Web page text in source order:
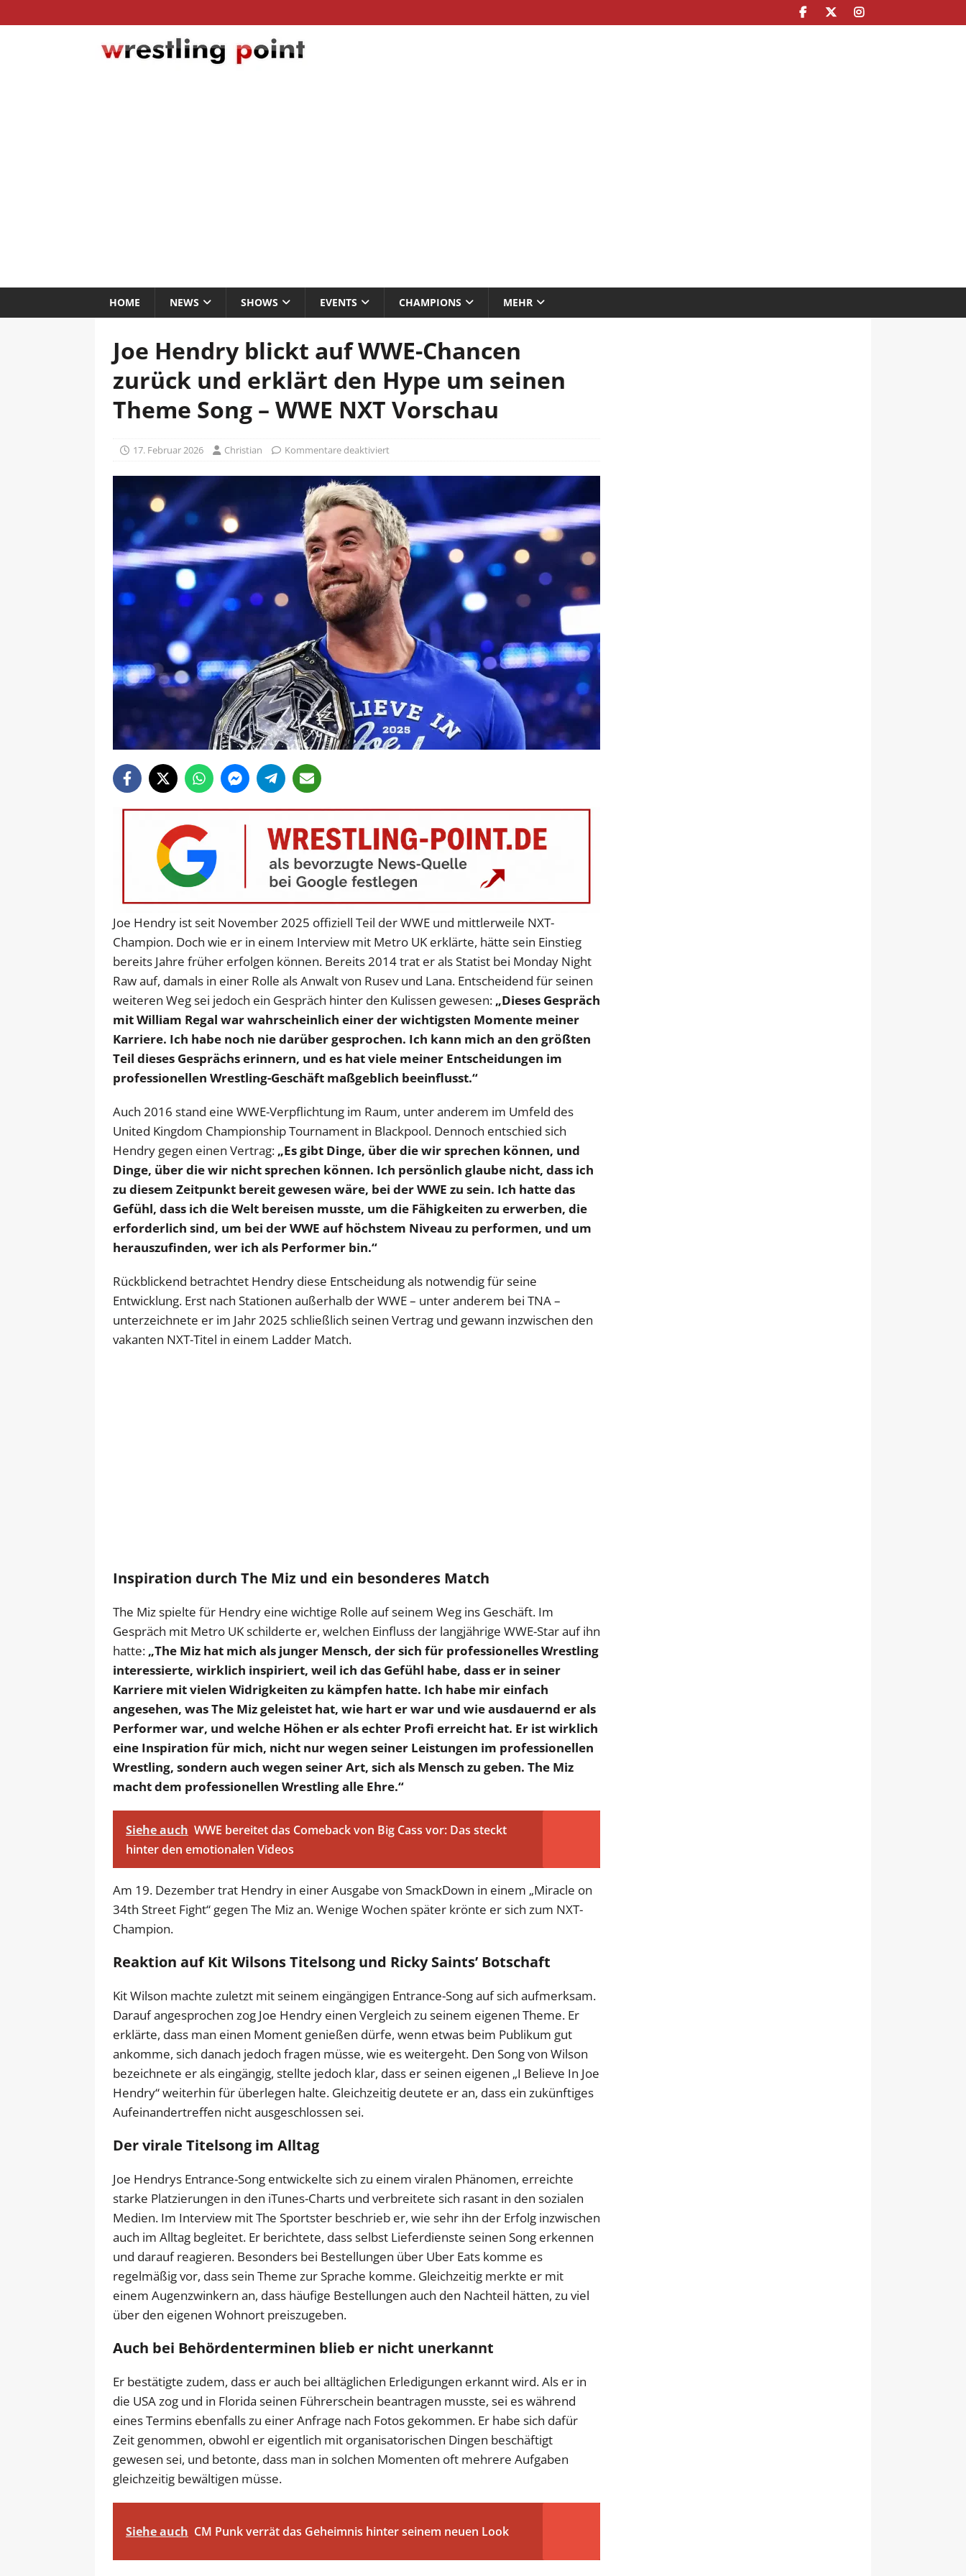
HOME NEWS SHOWS EVENTS CHAMPIONS MEHR
Joe Hendry blickt auf WWE-Chancen
zurück und erklärt den Hype um seinen
Theme Song – WWE NXT Vorschau
17. Februar 2026 Christian Kommentare deaktiviert
Joe Hendry ist seit November 2025 offiziell Teil der WWE und mittlerweile NXT-
Champion. Doch wie er in einem Interview mit Metro UK erklärte, hätte sein Einstieg
bereits Jahre früher erfolgen können. Bereits 2014 trat er als Statist bei Monday Night
Raw auf, damals in einer Rolle als Anwalt von Rusev und Lana. Entscheidend für seinen
weiteren Weg sei jedoch ein Gespräch hinter den Kulissen gewesen: „Dieses Gespräch
mit William Regal war wahrscheinlich einer der wichtigsten Momente meiner
Karriere. Ich habe noch nie darüber gesprochen. Ich kann mich an den größten
Teil dieses Gesprächs erinnern, und es hat viele meiner Entscheidungen im
professionellen Wrestling-Geschäft maßgeblich beeinflusst.“
Auch 2016 stand eine WWE-Verpflichtung im Raum, unter anderem im Umfeld des
United Kingdom Championship Tournament in Blackpool. Dennoch entschied sich
Hendry gegen einen Vertrag: „Es gibt Dinge, über die wir sprechen können, und
Dinge, über die wir nicht sprechen können. Ich persönlich glaube nicht, dass ich
zu diesem Zeitpunkt bereit gewesen wäre, bei der WWE zu sein. Ich hatte das
Gefühl, dass ich die Welt bereisen musste, um die Fähigkeiten zu erwerben, die
erforderlich sind, um bei der WWE auf höchstem Niveau zu performen, und um
herauszufinden, wer ich als Performer bin.“
Rückblickend betrachtet Hendry diese Entscheidung als notwendig für seine
Entwicklung. Erst nach Stationen außerhalb der WWE – unter anderem bei TNA –
unterzeichnete er im Jahr 2025 schließlich seinen Vertrag und gewann inzwischen den
vakanten NXT-Titel in einem Ladder Match.
Inspiration durch The Miz und ein besonderes Match
The Miz spielte für Hendry eine wichtige Rolle auf seinem Weg ins Geschäft. Im
Gespräch mit Metro UK schilderte er, welchen Einfluss der langjährige WWE-Star auf ihn
hatte: „The Miz hat mich als junger Mensch, der sich für professionelles Wrestling
interessierte, wirklich inspiriert, weil ich das Gefühl habe, dass er in seiner
Karriere mit vielen Widrigkeiten zu kämpfen hatte. Ich habe mir einfach
angesehen, was The Miz geleistet hat, wie hart er war und wie ausdauernd er als
Performer war, und welche Höhen er als echter Profi erreicht hat. Er ist wirklich
eine Inspiration für mich, nicht nur wegen seiner Leistungen im professionellen
Wrestling, sondern auch wegen seiner Art, sich als Mensch zu geben. The Miz
macht dem professionellen Wrestling alle Ehre.“
Siehe auch WWE bereitet das Comeback von Big Cass vor: Das steckt
hinter den emotionalen Videos
Am 19. Dezember trat Hendry in einer Ausgabe von SmackDown in einem „Miracle on
34th Street Fight“ gegen The Miz an. Wenige Wochen später krönte er sich zum NXT-
Champion.
Reaktion auf Kit Wilsons Titelsong und Ricky Saints’ Botschaft
Kit Wilson machte zuletzt mit seinem eingängigen Entrance-Song auf sich aufmerksam.
Darauf angesprochen zog Joe Hendry einen Vergleich zu seinem eigenen Theme. Er
erklärte, dass man einen Moment genießen dürfe, wenn etwas beim Publikum gut
ankomme, sich danach jedoch fragen müsse, wie es weitergeht. Den Song von Wilson
bezeichnete er als eingängig, stellte jedoch klar, dass er seinen eigenen „I Believe In Joe
Hendry“ weiterhin für überlegen halte. Gleichzeitig deutete er an, dass ein zukünftiges
Aufeinandertreffen nicht ausgeschlossen sei.
Der virale Titelsong im Alltag
Joe Hendrys Entrance-Song entwickelte sich zu einem viralen Phänomen, erreichte
starke Platzierungen in den iTunes-Charts und verbreitete sich rasant in den sozialen
Medien. Im Interview mit The Sportster beschrieb er, wie sehr ihn der Erfolg inzwischen
auch im Alltag begleitet. Er berichtete, dass selbst Lieferdienste seinen Song erkennen
und darauf reagieren. Besonders bei Bestellungen über Uber Eats komme es
regelmäßig vor, dass sein Theme zur Sprache komme. Gleichzeitig merkte er mit
einem Augenzwinkern an, dass häufige Bestellungen auch den Nachteil hätten, zu viel
über den eigenen Wohnort preiszugeben.
Auch bei Behördenterminen blieb er nicht unerkannt
Er bestätigte zudem, dass er auch bei alltäglichen Erledigungen erkannt wird. Als er in
die USA zog und in Florida seinen Führerschein beantragen musste, sei es während
eines Termins ebenfalls zu einer Anfrage nach Fotos gekommen. Er habe sich dafür
Zeit genommen, obwohl er eigentlich mit organisatorischen Dingen beschäftigt
gewesen sei, und betonte, dass man in solchen Momenten oft mehrere Aufgaben
gleichzeitig bewältigen müsse.
Siehe auch CM Punk verrät das Geheimnis hinter seinem neuen Look